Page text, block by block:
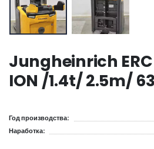
Jungheinrich ERC
ION /1.4t/ 2.5m/
Год производства:
Наработка: